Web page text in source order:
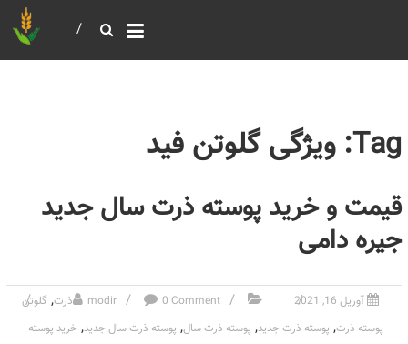
Tag: ویژگی گلوتن فید
قیمت و خرید پوسته ذرت سال جدید
جیره دامی
آوریل 16, 2021 modir 0 Comment ذرت, گلوتن
پوسته ذرت, پوسته ذرت جدید, پوسته ذرت سال, پوسته ذرت سال جدید, خرید پوسته